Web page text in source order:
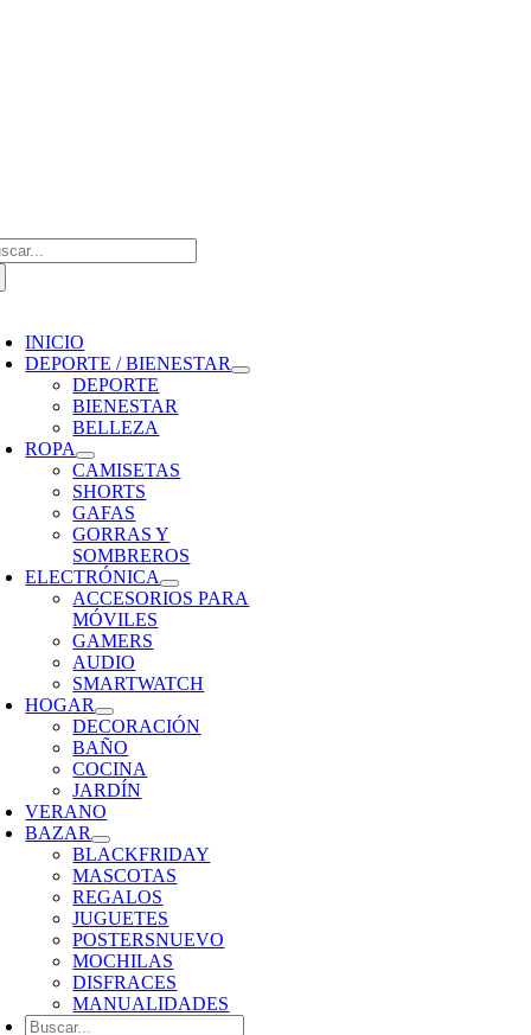
INICIO
DEPORTE / BIENESTAR
DEPORTE
BIENESTAR
BELLEZA
ROPA
CAMISETAS
SHORTS
GAFAS
GORRAS Y
SOMBREROS
ELECTRÓNICA
ACCESORIOS PARA
MÓVILES
GAMERS
AUDIO
SMARTWATCH
HOGAR
DECORACIÓN
BAÑO
COCINA
JARDÍN
VERANO
BAZAR
BLACKFRIDAY
MASCOTAS
REGALOS
JUGUETES
POSTERSNUEVO
MOCHILAS
DISFRACES
MANUALIDADES
Buscar: